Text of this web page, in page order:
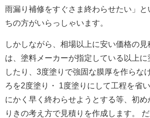
雨漏り補修をすぐさま終わらせたい」
ちの方がいらっしゃいます。
しかしながら、相場以上に安い価格の
は、塗料メーカーが指定している以上に
したり、3度塗りで強固な膜厚を作らな
ろを2度塗り・ 1度塗りにして工程を省
にかく早く終わらせようとする等、初
りきの考え方で見積りを作成します。